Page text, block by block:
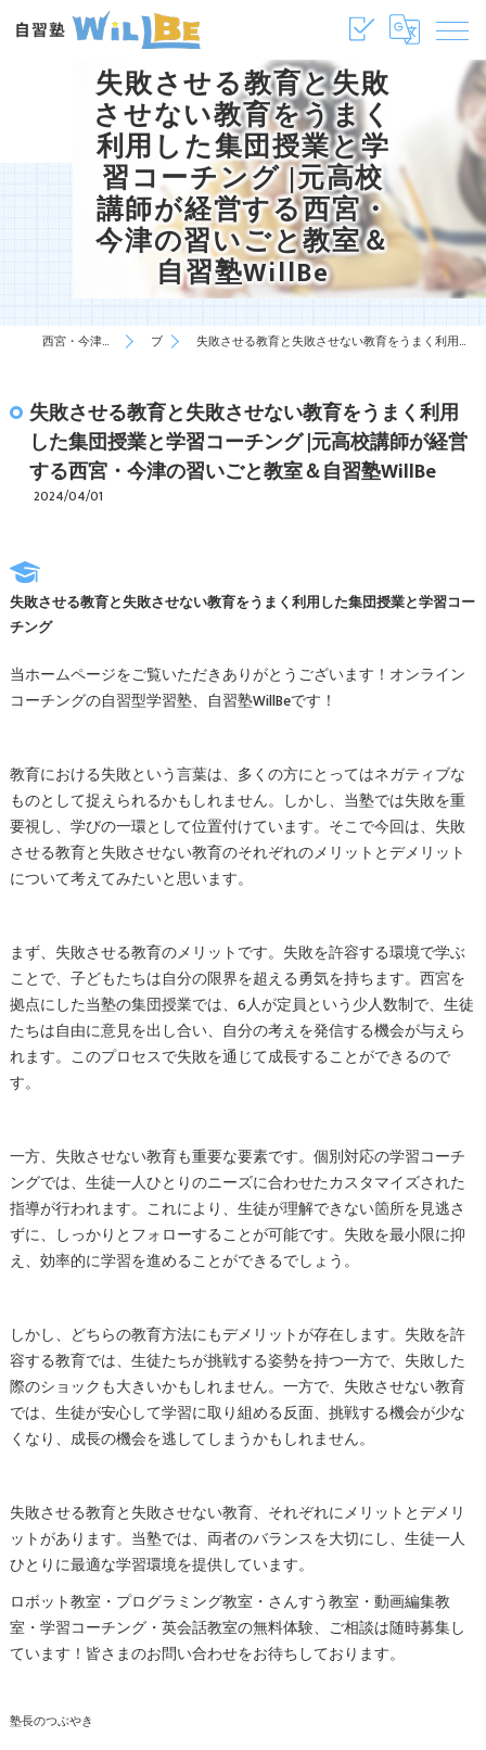
失敗させる教育と失敗
させない教育をうまく
利用した集団授業と学
習コーチング |元高校
講師が経営する西宮・
今津の習いごと教室＆
自習塾WillBe
西宮・今津の塾・学習塾は自習塾WillBe ブログ 失敗させる教育と失敗させない教育をうまく利用した集団授業と学習コーチング |元高校講師が経営する西宮・今津の習いごと教室＆自習塾WillBe
失敗させる教育と失敗させない教育をうまく利用
した集団授業と学習コーチング |元高校講師が経営
する西宮・今津の習いごと教室＆自習塾WillBe
2024/04/01
失敗させる教育と失敗させない教育をうまく利用した集団授業と学習コー
チング
当ホームページをご覧いただきありがとうございます！オンライン
コーチングの自習型学習塾、自習塾WillBeです！
教育における失敗という言葉は、多くの方にとってはネガティブな
ものとして捉えられるかもしれません。しかし、当塾では失敗を重
要視し、学びの一環として位置付けています。そこで今回は、失敗
させる教育と失敗させない教育のそれぞれのメリットとデメリット
について考えてみたいと思います。
まず、失敗させる教育のメリットです。失敗を許容する環境で学ぶ
ことで、子どもたちは自分の限界を超える勇気を持ちます。西宮を
拠点にした当塾の集団授業では、6人が定員という少人数制で、生徒
たちは自由に意見を出し合い、自分の考えを発信する機会が与えら
れます。このプロセスで失敗を通じて成長することができるので
す。
一方、失敗させない教育も重要な要素です。個別対応の学習コーチ
ングでは、生徒一人ひとりのニーズに合わせたカスタマイズされた
指導が行われます。これにより、生徒が理解できない箇所を見逃さ
ずに、しっかりとフォローすることが可能です。失敗を最小限に抑
え、効率的に学習を進めることができるでしょう。
しかし、どちらの教育方法にもデメリットが存在します。失敗を許
容する教育では、生徒たちが挑戦する姿勢を持つ一方で、失敗した
際のショックも大きいかもしれません。一方で、失敗させない教育
では、生徒が安心して学習に取り組める反面、挑戦する機会が少な
くなり、成長の機会を逃してしまうかもしれません。
失敗させる教育と失敗させない教育、それぞれにメリットとデメリ
ットがあります。当塾では、両者のバランスを大切にし、生徒一人
ひとりに最適な学習環境を提供しています。
ロボット教室・プログラミング教室・さんすう教室・動画編集教
室・学習コーチング・英会話教室の無料体験、ご相談は随時募集し
ています！皆さまのお問い合わせをお待ちしております。
塾長のつぶやき